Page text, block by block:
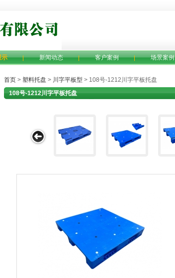
示 新闻动态 客户案例 场景案例
首页> 塑料托盘 > 川字平板型 > 108号-1212川字平板托盘
108号-1212川字平板托盘